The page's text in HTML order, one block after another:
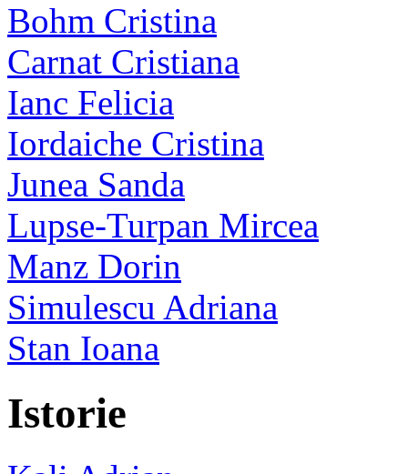
Bohm Cristina
Carnat Cristiana
Ianc Felicia
Iordaiche Cristina
Junea Sanda
Lupse-Turpan Mircea
Manz Dorin
Simulescu Adriana
Stan Ioana
Istorie